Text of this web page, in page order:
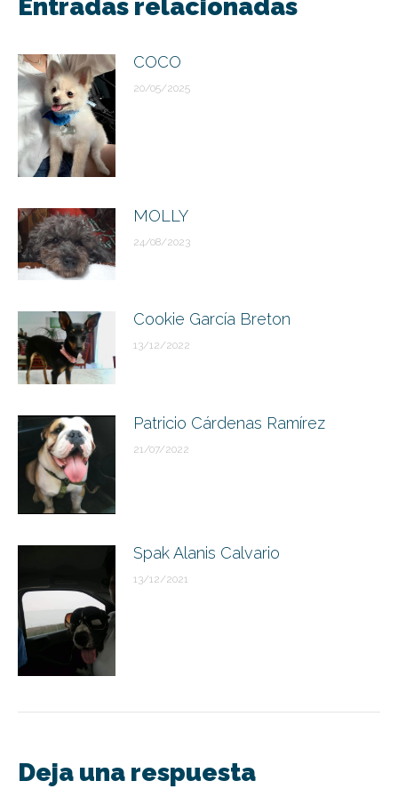
Entradas relacionadas
COCO
20/05/2025
MOLLY
24/08/2023
Cookie García Breton
13/12/2022
Patricio Cárdenas Ramírez
21/07/2022
Spak Alanis Calvario
13/12/2021
Deja una respuesta